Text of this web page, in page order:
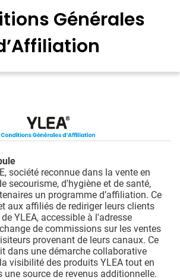
Générales
société reconnue dans la vente en
secourisme, d'hygiène et de santé,
un programme d’affiliation. Ce
aux affiliés de rediriger leurs clients
YLEA, accessible à l'adresse
de commissions sur les ventes
provenant de leurs canaux. Ce
dans une démarche collaborative
visibilité des produits YLEA tout en
source de revenus additionnelle.